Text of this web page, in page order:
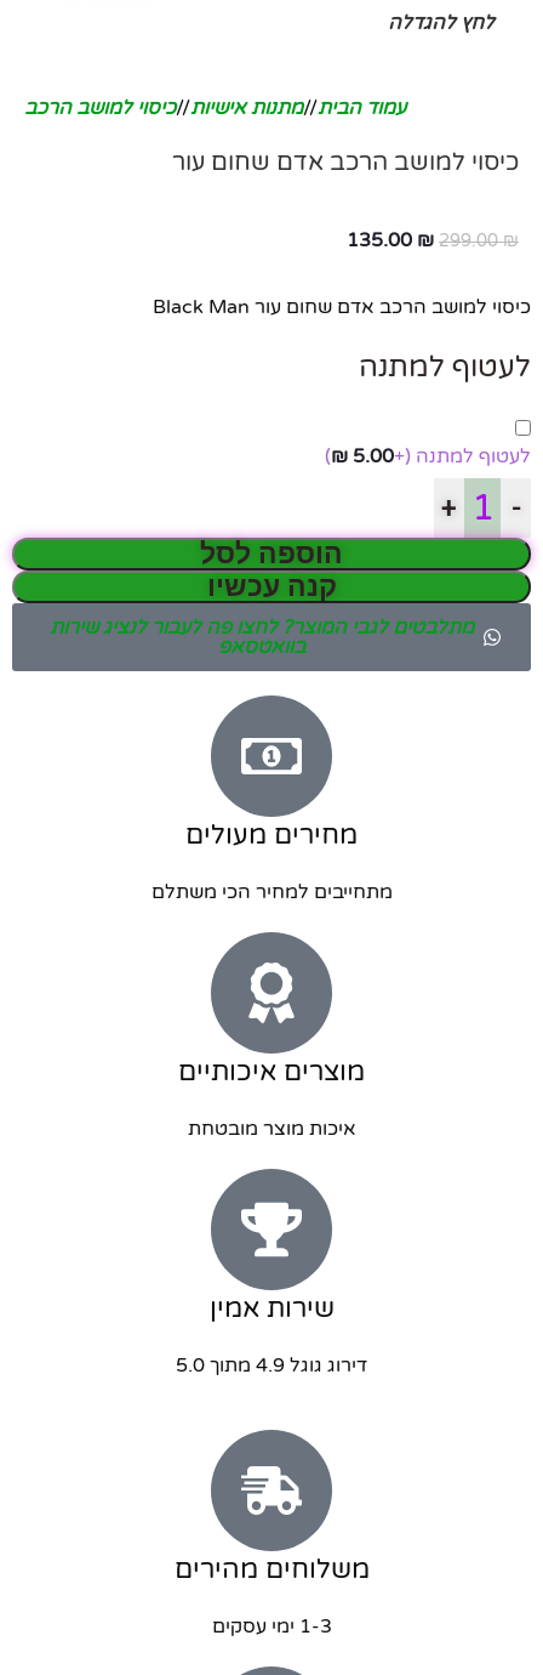
לחץ להגדלה
עמוד הבית/ מתנות אישיות/ כיסוי למושב הרכב
כיסוי למושב הרכב אדם שחום עור
299.00₪
135.00 ₪
כיסוי למושב הרכב אדם שחום עור Black Man
לעטוף למתנה
לעטוף למתנה (+
5.00
₪
)
-
+
הוספה לסל
קנה עכשיו
מתלבטים לגבי המוצר? לחצו פה לעבור לנציג שירות
בוואטסאפ
מחירים מעולים
מתחייבים למחיר הכי משתלם
מוצרים איכותיים
איכות מוצר מובטחת
שירות אמין
דירוג גוגל 4.9 מתוך 5.0
משלוחים מהירים
1-3 ימי עסקים